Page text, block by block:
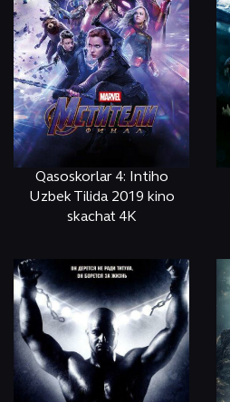
Qasoskorlar 4: Intiho
Uzbek Tilida 2019 kino
skachat 4K